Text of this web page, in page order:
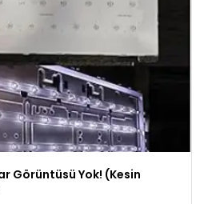
Görüntüsü Yok! (Kesin